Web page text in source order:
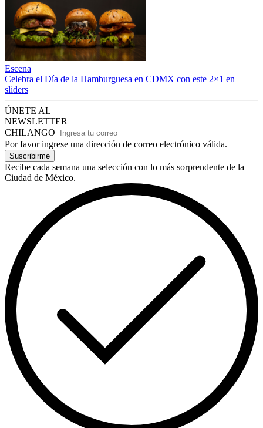
Escena
Celebra el Día de la Hamburguesa en CDMX con este 2×1 en
sliders
ÚNETE AL
NEWSLETTER
CHILANGO
Por favor ingrese una dirección de correo electrónico válida.
Suscribirme
Recibe cada semana una selección con lo más sorprendente de la
Ciudad de México.